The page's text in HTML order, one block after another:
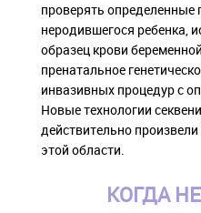
проверять
неродившегося ребенка,
образец крови
пренатальное
инвазивных процедур с
Новые технологии
действительно
этой области.
КОГДА